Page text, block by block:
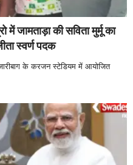
की सविता मुर्मू का
स्वर्ण पदक
के करजन स्टेडियम में आयोजित